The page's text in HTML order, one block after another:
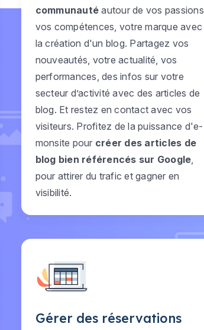
communauté autour de vos passions,
vos compétences, votre marque avec
la création d'un blog. Partagez vos
nouveautés, votre actualité, vos
performances, des infos sur votre
secteur d’activité avec des articles de
blog. Et restez en contact avec vos
visiteurs. Profitez de la puissance d'e-
monsite pour créer des articles de
blog bien référencés sur Google
pour attirer du trafic et gagner en
visibilité.
Gérer des réservations